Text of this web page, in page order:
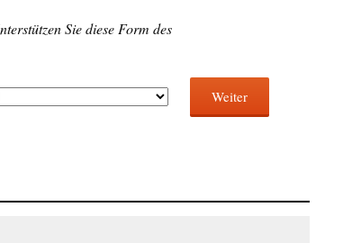
Sie diese Form des
Weiter